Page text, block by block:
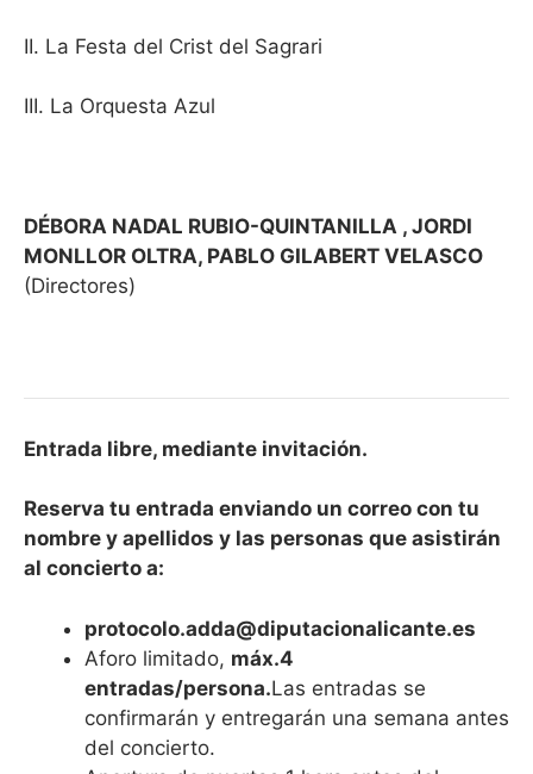
II. La Festa del Crist del Sagrari
III. La Orquesta Azul
DÉBORA NADAL RUBIO-QUINTANILLA , JORDI
MONLLOR OLTRA, PABLO GILABERT VELASCO
(Directores)
Entrada libre, mediante invitación.
Reserva tu entrada enviando un correo con tu
nombre y apellidos y las personas que asistirán
al concierto a:
protocolo.adda@diputacionalicante.es
Aforo limitado, máx.4
entradas/persona.Las entradas se
confirmarán y entregarán una semana antes
del concierto.